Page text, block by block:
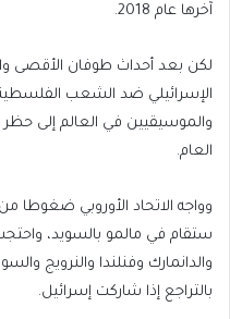
آخرها عام 2018.
لكن بعد أحداث طوفان الأقصى
الإسرائيلي ضد الشعب
والموسيقيين في العالم إلى
العام.
وواجه الاتحاد الأوروبي ضغوطا
ستقام في مالمو بالسويد،
والدانمارك وفنلندا والنرويج
بالتراجع إذا شاركت إسرائيل.